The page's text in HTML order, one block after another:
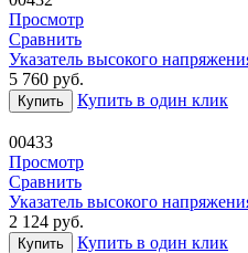
Просмотр
Сравнить
Указатель высокого
5 760 руб.
Купить Купить в один клик
00433
Просмотр
Сравнить
Указатель высокого
2 124 руб.
Купить Купить в один клик